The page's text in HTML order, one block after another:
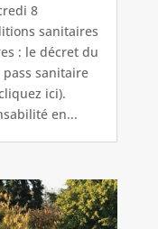
8
sanitaires
: le décret du
sanitaire
ici).
en...